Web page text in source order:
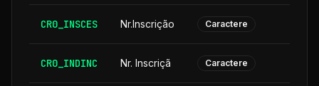
CR0_INSCES Nr.Inscrição Caractere
CR0_INDINC Nr. Inscriçã Caractere